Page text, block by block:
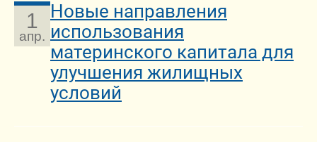
1
апр.
Новые направления
использования
материнского капитала для
улучшения жилищных
условий